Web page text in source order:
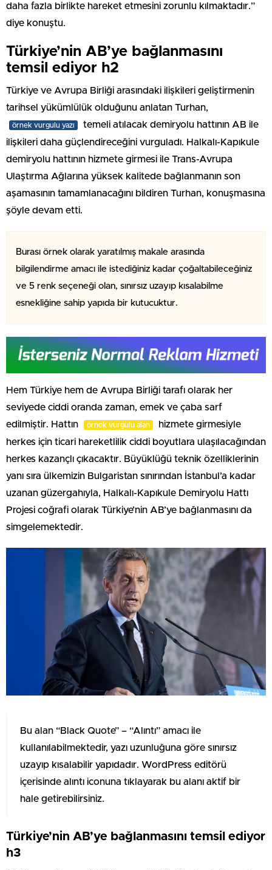
daha fazla birlikte hareket etmesini zorunlu kılmaktadır.”
diye konuştu.
Türkiye’nin AB’ye bağlanmasını
temsil ediyor h2
Türkiye ve Avrupa Birliği arasındaki ilişkileri geliştirmenin
tarihsel yükümlülük olduğunu anlatan Turhan,
örnek vurgulu yazı
temeli atılacak demiryolu hattının AB ile
ilişkileri daha güçlendireceğini vurguladı. Halkalı-Kapıkule
demiryolu hattının hizmete girmesi ile Trans-Avrupa
Ulaştırma Ağlarına yüksek kalitede bağlanmanın son
aşamasının tamamlanacağını bildiren Turhan, konuşmasına
şöyle devam etti.
Burası örnek olarak yaratılmış makale arasında
bilgilendirme amacı ile istediğiniz kadar çoğaltabileceğiniz
ve 5 renk seçeneği olan, sınırsız uzayıp kısalabilme
esnekliğine sahip yapıda bir kutucuktur.
Hem Türkiye hem de Avrupa Birliği tarafı olarak her
seviyede ciddi oranda zaman, emek ve çaba sarf
edilmiştir. Hattın
örnek vurgulu alan
hizmete girmesiyle
herkes için ticari hareketlilik ciddi boyutlara ulaşılacağından
herkes kazançlı çıkacaktır. Büyüklüğü teknik özelliklerinin
yanı sıra ülkemizin Bulgaristan sınırından İstanbul’a kadar
uzanan güzergahıyla, Halkalı-Kapıkule Demiryolu Hattı
Projesi coğrafi olarak Türkiye’nin AB’ye bağlanmasını da
simgelemektedir.
Bu alan “Black Quote” – “Alıntı” amacı ile
kullanılabilmektedir, yazı uzunluğuna göre sınırsız
uzayıp kısalabilir yapıdadır. WordPress editörü
içerisinde alıntı iconuna tıklayarak bu alanı aktif bir
hale getirebilirsiniz.
Türkiye’nin AB’ye bağlanmasını temsil ediyor
h3